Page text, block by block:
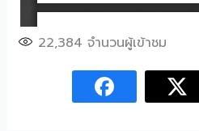
22,384 จำนวนผู้เข้าชม